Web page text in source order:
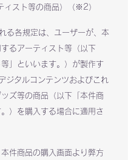
ィスト等の商品）（※2）
る各規定は、ユーザーが、本
るアーティスト等（以下
等」といいます。）が製作す
ジタルコンテンツおよびこれ
ズ等の商品（以下「本件商
）を購入する場合に適用さ
件商品の購入画面より弊方